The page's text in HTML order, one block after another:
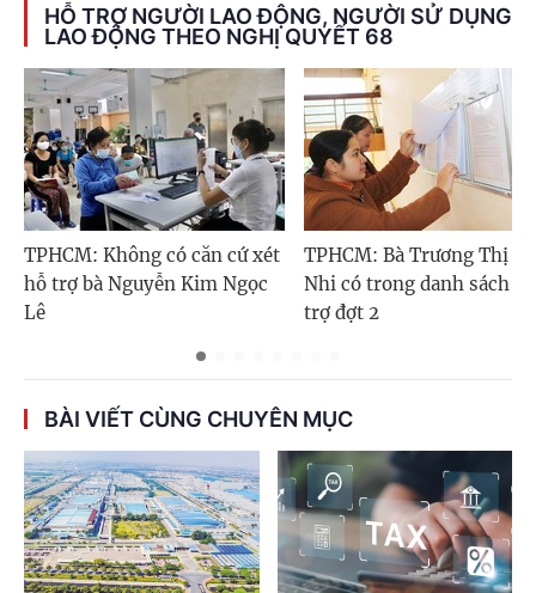
HỖ TRỢ NGƯỜI LAO ĐỘNG, NGƯỜI SỬ DỤNG
LAO ĐỘNG THEO NGHỊ QUYẾT 68
TPHCM: Không có căn cứ xét
hỗ trợ bà Nguyễn Kim Ngọc
Lê
TPHCM: Bà Trương Thị
Nhi có trong danh sách hỗ
trợ đợt 2
BÀI VIẾT CÙNG CHUYÊN MỤC